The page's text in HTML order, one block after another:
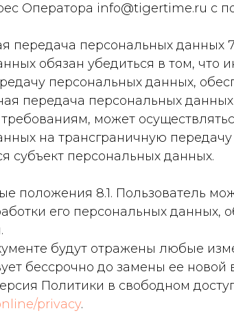
Оператора info@tigertime.ru с
передача персональных данных
обязан убедиться в том, что
персональных данных,
передача персональных
может
на трансграничную
субъект персональных данных.
положения 8.1. Пользователь
его персональных данных,
будут отражены любые
бессрочно до замены ее новой
Политики в свободном
privacy.